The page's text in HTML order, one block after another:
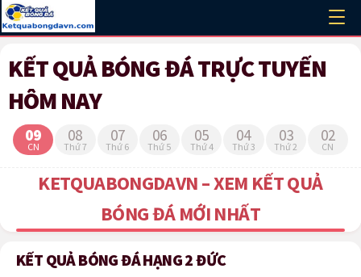
KẾT QUẢ BÓNG ĐÁ TRỰC TUYẾN
HÔM NAY
09
CN
08
Thứ 7
07
Thứ 6
06
Thứ 5
05
Thứ 4
04
Thứ 3
03
Thứ 2
02
CN
KETQUABONGDAVN – XEM KẾT QUẢ
BÓNG ĐÁ MỚI NHẤT
KẾT QUẢ BÓNG ĐÁ HẠNG 2 ĐỨC